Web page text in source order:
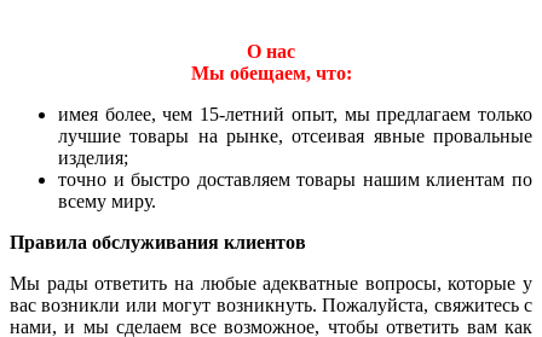
О нас
Мы обещаем, что:
имея более, чем 15-летний опыт, мы предлагаем только
лучшие товары на рынке, отсеивая явные провальные
изделия;
точно и быстро доставляем товары нашим клиентам по
всему миру.
Правила обслуживания клиентов
Мы рады ответить на любые адекватные вопросы, которые у
вас возникли или могут возникнуть. Пожалуйста, свяжитесь с
нами, и мы сделаем все возможное, чтобы ответить вам как